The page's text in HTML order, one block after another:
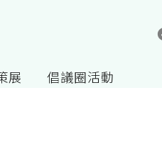
展 倡議圈活動